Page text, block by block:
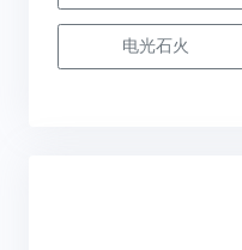
电光石火